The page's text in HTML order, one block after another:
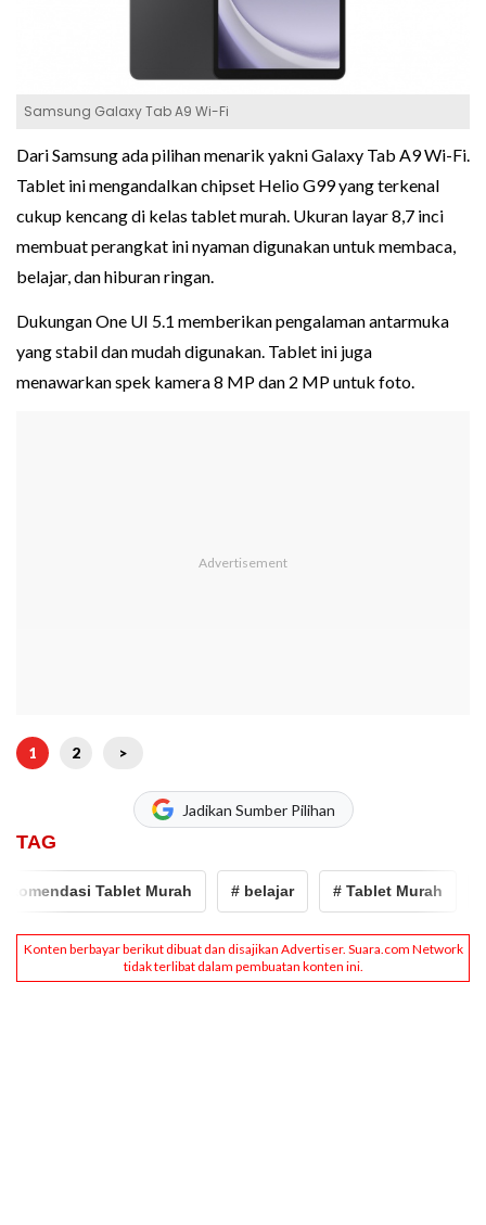
Samsung Galaxy Tab A9 Wi-Fi
Dari Samsung ada pilihan menarik yakni Galaxy Tab A9 Wi-Fi.
Tablet ini mengandalkan chipset Helio G99 yang terkenal
cukup kencang di kelas tablet murah. Ukuran layar 8,7 inci
membuat perangkat ini nyaman digunakan untuk membaca,
belajar, dan hiburan ringan.
Dukungan One UI 5.1 memberikan pengalaman antarmuka
yang stabil dan mudah digunakan. Tablet ini juga
menawarkan spek kamera 8 MP dan 2 MP untuk foto.
1 2 >
Jadikan Sumber Pilihan
TAG
Tablet Murah # belajar # Tablet Murah